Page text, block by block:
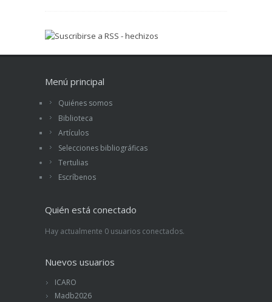
Menú principal
Quiénes somos
Biblioteca
Artículos
Selecciones bibliográficas
Tertulias
Escríbenos
Quién está conectado
Hay actualmente 0 usuarios conectados.
Nuevos usuarios
ICARO
Madb2026